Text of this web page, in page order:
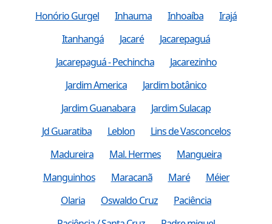
Honório Gurgel
Inhauma Inhoaíba
Irajá
Itanhangá
Jacaré
Jacarepaguá
Jacarepaguá - Pechincha
Jacarezinho
Jardim America
Jardim botânico
Jardim Guanabara
Jardim Sulacap
Jd Guaratiba
Leblon
Lins de Vasconcelos
Madureira
Mal. Hermes
Mangueira
Manguinhos
Maracanã Maré
Méier
Olaria
Oswaldo Cruz
Paciência